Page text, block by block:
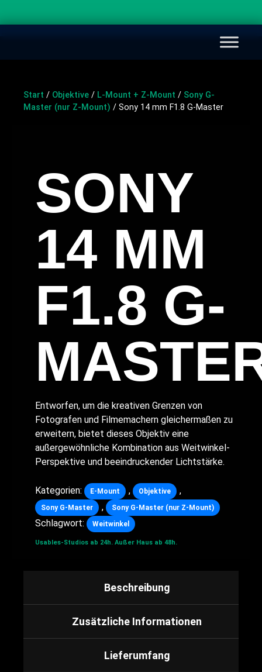
Start / Objektive / L-Mount + Z-Mount / Sony G-
Master (nur Z-Mount) / Sony 14 mm F1.8 G-Master
SONY
14 MM
F1.8 G-
Entworfen, um die kreativen Grenzen von
Fotografen und Filmemachern gleichermaßen zu
erweitern, bietet dieses Objektiv eine
außergewöhnliche Kombination aus Weitwinkel-
Perspektive und beeindruckender Lichtstärke.
Kategorien: E-Mount , Objektive ,
Sony G-Master , Sony G-Master (nur Z-Mount)
Schlagwort: Weitwinkel
Usables-Studios ab 24h. Außer Haus ab 48h.
Beschreibung
Zusätzliche Informationen
Lieferumfang